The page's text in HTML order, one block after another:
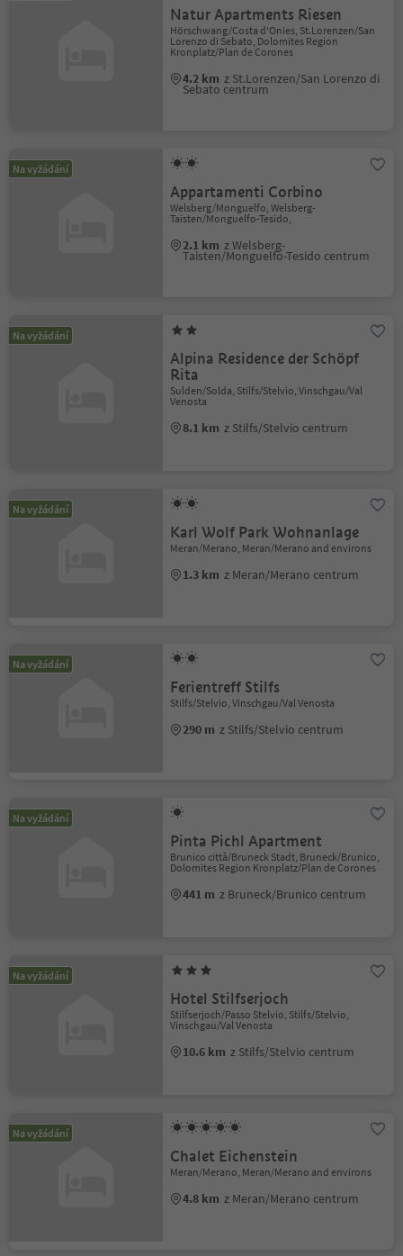
Natur Apartments Riesen
Hörschwang/Costa d'Onies, St.Lorenzen/San
Lorenzo di Sebato, Dolomites Region
Kronplatz/Plan de Corones
4.2 km z St.Lorenzen/San Lorenzo di
Sebato centrum
Na vyžádání
Appartamenti Corbino
Welsberg/Monguelfo, Welsberg-
Taisten/Monguelfo-Tesido,
2.1 km z Welsberg-
Taisten/Monguelfo-Tesido centrum
Na vyžádání
Alpina Residence der Schöpf
Rita
Sulden/Solda, Stilfs/Stelvio, Vinschgau/Val
Venosta
8.1 km z Stilfs/Stelvio centrum
Na vyžádání
Karl Wolf Park Wohnanlage
Meran/Merano, Meran/Merano and environs
1.3 km z Meran/Merano centrum
Na vyžádání
Ferientreff Stilfs
Stilfs/Stelvio, Vinschgau/Val Venosta
290 m z Stilfs/Stelvio centrum
Na vyžádání
Pinta Pichl Apartment
Brunico città/Bruneck Stadt, Bruneck/Brunico,
Dolomites Region Kronplatz/Plan de Corones
441 m z Bruneck/Brunico centrum
Na vyžádání
Hotel Stilfserjoch
Stilfserjoch/Passo Stelvio, Stilfs/Stelvio,
Vinschgau/Val Venosta
10.6 km z Stilfs/Stelvio centrum
Na vyžádání
Chalet Eichenstein
Meran/Merano, Meran/Merano and environs
4.8 km z Meran/Merano centrum